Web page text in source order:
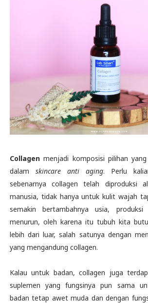
Collagenmenjadi komposisi pilihan
dalam skincare anti aging. Perlu
sebenarnya collagen telah diproduksi
manusia, tidak hanya untuk kulit wajah
semakin bertambahnya usia, produksi
menurun, oleh karena itu tubuh kita
lebih dari luar, salah satunya dengan
yang mengandung collagen.
Kalau untuk badan, collagen juga
suplemen yang fungsinya pun sama
badan tetap awet muda dan dengan